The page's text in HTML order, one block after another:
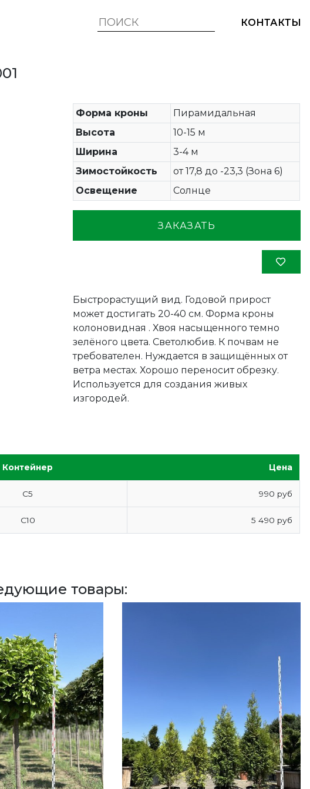
КОНТАКТЫ
Форма кроны
Пирамидальная
Высота
10-15 м
Ширина
3-4 м
Зимостойкость
от 17,8 до -23,3 (Зона 6)
Освещение
Солнце
ЗАКАЗАТЬ
Быстрорастущий вид. Годовой прирост
может достигать 20-40 см. Форма кроны
колоновидная . Хвоя насыщенного темно
зелёного цвета. Светолюбив. К почвам не
требователен. Нуждается в защищённых от
ветра местах. Хорошо переносит обрезку.
Используется для создания живых
изгородей.
Контейнер Цена
С5 990 руб
С10 5 490 руб
товары: